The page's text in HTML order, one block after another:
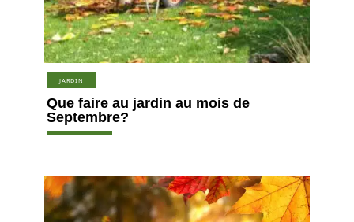
JARDIN
Que faire au jardin au mois de
Septembre?